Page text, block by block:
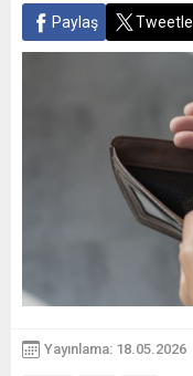
Paylaş Tweetle
Yayınlama: 18.05.2026